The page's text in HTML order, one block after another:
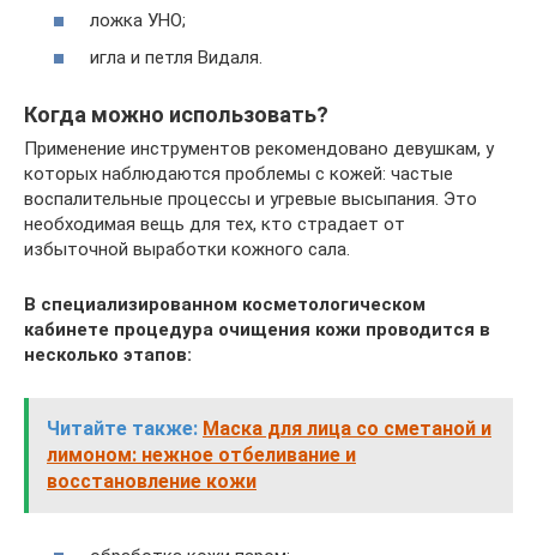
ложка УНО;
игла и петля Видаля.
Когда можно использовать?
Применение инструментов рекомендовано девушкам, у
которых наблюдаются проблемы с кожей: частые
воспалительные процессы и угревые высыпания. Это
необходимая вещь для тех, кто страдает от
избыточной выработки кожного сала.
В специализированном косметологическом
кабинете процедура очищения кожи проводится в
несколько этапов:
Читайте также: Маска для лица со сметаной и
лимоном: нежное отбеливание и
восстановление кожи